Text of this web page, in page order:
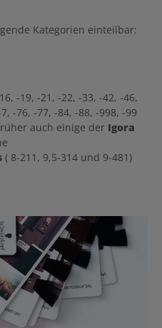
Kategorien einteilbar:
-19, -21, -22, -33, -42, -46,
-76, -77, -84, -88, -998, -99
auch einige der Igora
( 8-211, 9,5-314 und 9-481)